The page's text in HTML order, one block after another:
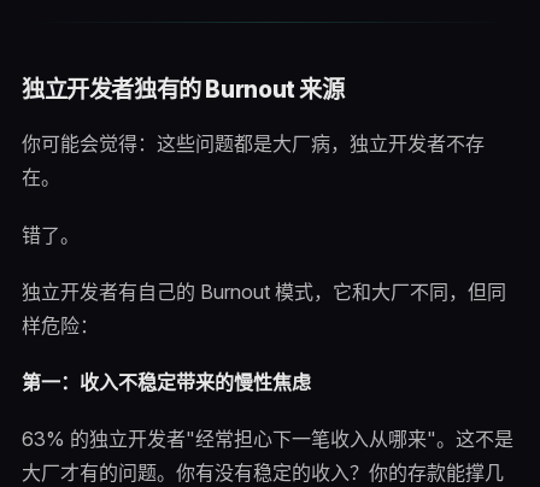
独立开发者独有的 Burnout 来源
你可能会觉得：这些问题都是大厂病，独立开发者不存
在。
错了。
独立开发者有自己的 Burnout 模式，它和大厂不同，但同
样危险：
第一：收入不稳定带来的慢性焦虑
63% 的独立开发者"经常担心下一笔收入从哪来"。这不是
大厂才有的问题。你有没有稳定的收入？你的存款能撑几